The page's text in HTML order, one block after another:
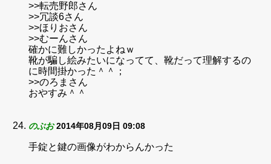
>>転売野郎さん
>>冗談6さん
>>ほりおさん
>>むーんさん
確かに難しかったよねｗ
靴が騙し絵みたいになってて、靴だって理解するの
に時間掛かった＾＾；
>>のろまさん
おやすみ＾＾
のぶお 2014年08月09日 09:08
手錠と鍵の画像がわからんかった